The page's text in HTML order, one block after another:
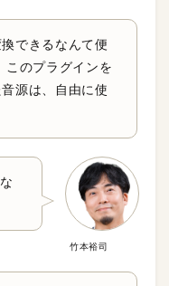
できるなんて便
このプラグインを
源は、自由に使
竹本裕司